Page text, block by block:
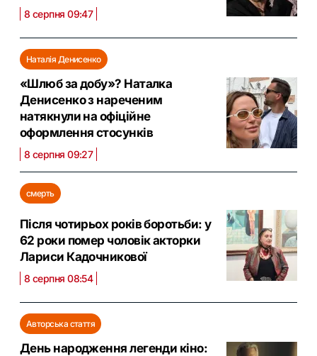
8 серпня 09:47
Наталія Денисенко
«Шлюб за добу»? Наталка
Денисенко з нареченим
натякнули на офіційне
оформлення стосунків
8 серпня 09:27
смерть
Після чотирьох років боротьби: у
62 роки помер чоловік акторки
Лариси Кадочникової
8 серпня 08:54
Авторська стаття
День народження легенди кіно: